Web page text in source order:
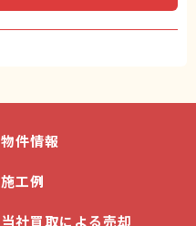
物件情報
施工例
当社買取による売却